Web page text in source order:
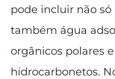
pode incluir não
também água
orgânicos polares
hidrocarbonetos.